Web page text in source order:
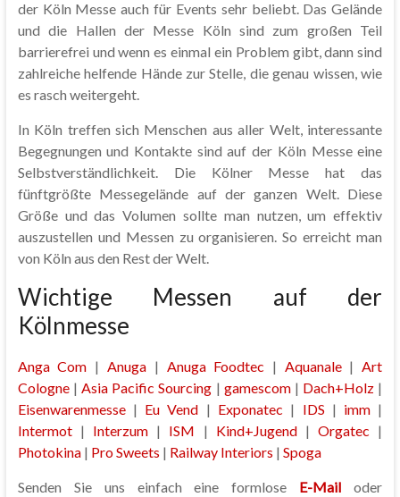
der Köln Messe auch für Events sehr beliebt. Das Gelände
und die Hallen der Messe Köln sind zum großen Teil
barrierefrei und wenn es einmal ein Problem gibt, dann sind
zahlreiche helfende Hände zur Stelle, die genau wissen, wie
es rasch weitergeht.
In Köln treffen sich Menschen aus aller Welt, interessante
Begegnungen und Kontakte sind auf der Köln Messe eine
Selbstverständlichkeit. Die Kölner Messe hat das
fünftgrößte Messegelände auf der ganzen Welt. Diese
Größe und das Volumen sollte man nutzen, um effektiv
auszustellen und Messen zu organisieren. So erreicht man
von Köln aus den Rest der Welt.
Wichtige Messen auf der
Kölnmesse
Anga Com | Anuga | Anuga Foodtec | Aquanale|Art
Cologne|Asia Pacific Sourcing | gamescom| Dach+Holz |
Eisenwarenmesse| Eu Vend | Exponatec | IDS | imm |
Intermot| Interzum | ISM | Kind+Jugend|Orgatec |
Photokina| Pro Sweets | Railway Interiors | Spoga
Senden Sie uns einfach eine formlose E-Mail oder